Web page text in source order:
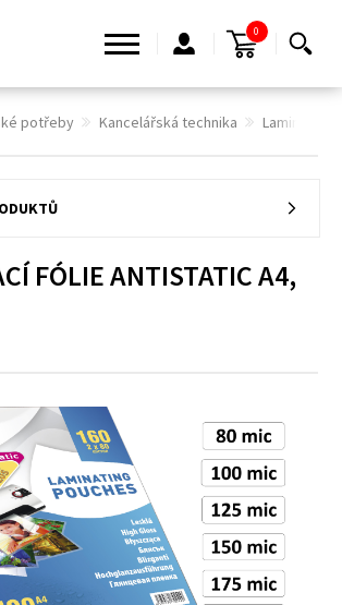
potřeby Kancelářská technika Laminovací
FÓLIE ANTISTATIC A4,
0